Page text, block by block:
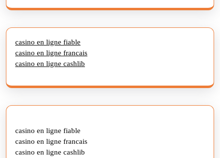
casino en ligne fiable
casino en ligne francais
casino en ligne cashlib
casino en ligne fiable
casino en ligne francais
casino en ligne cashlib